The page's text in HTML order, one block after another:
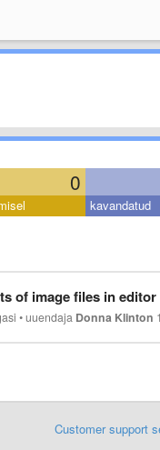
0
kavandatud
of image files in editor
•uuendaja Donna Klinton
Customer support